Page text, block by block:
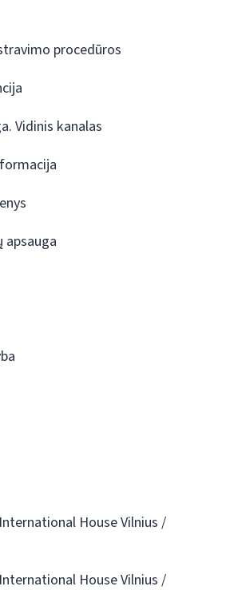
procedūros
Vidinis kanalas
apsauga
House Vilnius /
House Vilnius /